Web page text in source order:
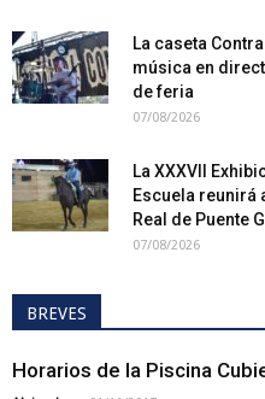
La caseta
música en
de feria
07/08/2026
La XXXVII
Escuela reunirá
Real de Puente
07/08/2026
BREVES
Horarios de la Piscina